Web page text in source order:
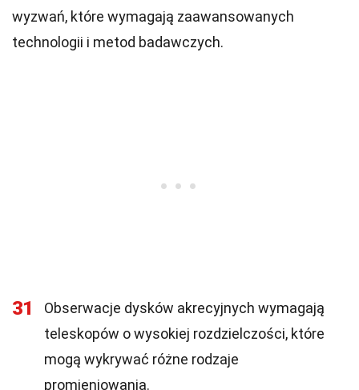
wyzwań, które wymagają zaawansowanych
technologii i metod badawczych.
31
Obserwacje dysków akrecyjnych wymagają
teleskopów o wysokiej rozdzielczości, które
mogą wykrywać różne rodzaje
promieniowania.